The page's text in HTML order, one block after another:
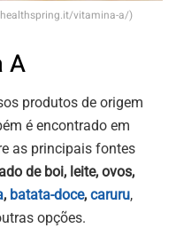
vitamina-a/)
A
produtos de origem
é encontrado em
as principais fontes
de boi, leite, ovos,
, batata-doce, caruru,
opções.